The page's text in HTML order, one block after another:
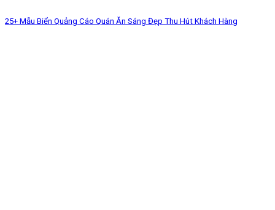
25+ Mẫu Biển Quảng Cáo Quán Ăn Sáng Đẹp Thu Hút Khách Hàng